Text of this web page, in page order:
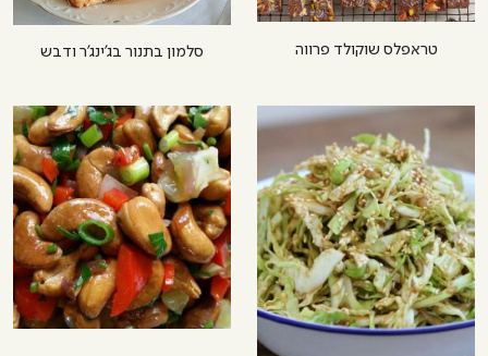
טראפלס שוקולד פרווה סלמון בתנור בג’ינג’ר ודבש